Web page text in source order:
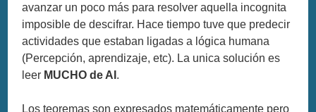
avanzar un poco más para resolver aquella incognita
imposible de descifrar. Hace tiempo tuve que predecir
actividades que estaban ligadas a lógica humana
(Percepción, aprendizaje, etc). La unica solución es
leer MUCHO de AI .
Los teoremas son expresados matemáticamente pero